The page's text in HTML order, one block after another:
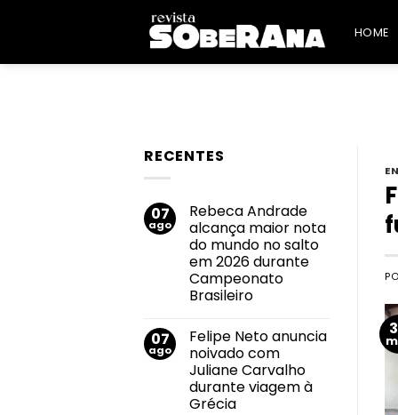
HOME
RECENTES
07
ago
Rebeca Andrade
alcança maior nota
do mundo no salto
em 2026 durante
Campeonato
Brasileiro
em
Rebeca
Andrade
alcança
maior
nota
do
07
ago
Felipe Neto anuncia
noivado com
Juliane Carvalho
durante viagem à
Grécia